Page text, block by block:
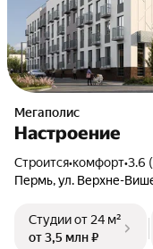
Мегаполис
Настроение
Строится•комфорт•3.6
Пермь, ул. Верхне-
Студииот 24 м²
от 3,5 млн ₽